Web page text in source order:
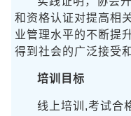
和资格认证对提高相
业管理水平的不断提
得到社会的广泛接受
培训目标
线上培训,考试合